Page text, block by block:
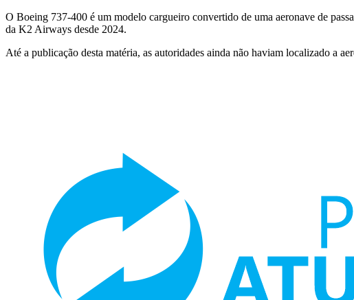
O Boeing 737-400 é um modelo cargueiro convertido de uma aeronave de
da K2 Airways desde 2024.
Até a publicação desta matéria, as autoridades ainda não haviam localizado a